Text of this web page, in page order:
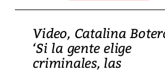
Video, Catalina
‘Si la gente elige
criminales, las